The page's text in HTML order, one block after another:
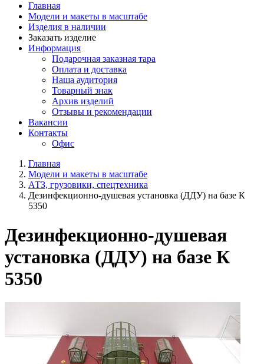
Главная
Модели и макеты в масштабе
Изделия в наличии
Заказать изделие
Информация
Подарочная заказная тара
Оплата и доставка
Наша аудитория
Товарный знак
Архив изделий
Отзывы и рекомендации
Вакансии
Контакты
Офис
Главная
Модели и макеты в масштабе
АТЗ, грузовики, спецтехника
Дезинфекционно-душевая установка (ДДУ) на базе К
5350
Дезинфекционно-душевая
установка (ДДУ) на базе К
5350